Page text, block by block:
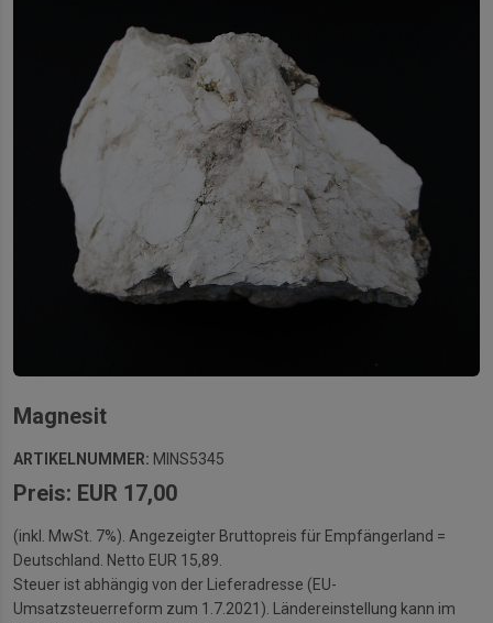
Magnesit
ARTIKELNUMMER: MINS5345
Preis: EUR 17,00
(inkl. MwSt. 7%). Angezeigter Bruttopreis für Empfängerland =
Deutschland. Netto EUR 15,89.
Steuer ist abhängig von der Lieferadresse (EU-
Umsatzsteuerreform zum 1.7.2021). Ländereinstellung kann im